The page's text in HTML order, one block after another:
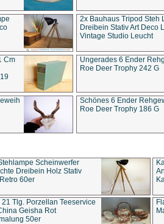
2x Bauhaus Tripod Steh
Dreibein Stativ Art Deco
Vintage Studio Leucht
Cm
Ungerades 6 Ender
Roe Deer Trophy 242 G
Schönes 6 Ender
Roe Deer Trophy 186 G
Scheinwerfer
Dreibein Holz Stativ
60er
Tlg. Porzellan Teeservice
Geisha Rot
50er